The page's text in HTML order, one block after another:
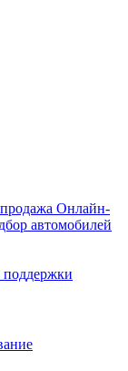
Онлайн-
автомобилей
поддержки